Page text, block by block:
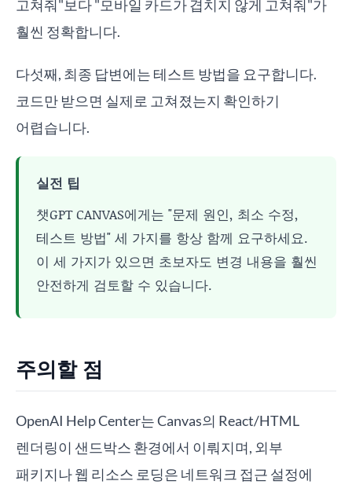
고쳐줘"보다 "모바일 카드가 겹치지 않게 고쳐줘"가
훨씬 정확합니다.
다섯째, 최종 답변에는 테스트 방법을 요구합니다.
코드만 받으면 실제로 고쳐졌는지 확인하기
어렵습니다.
실전 팁
챗GPT CANVAS에게는 "문제 원인, 최소 수정,
테스트 방법" 세 가지를 항상 함께 요구하세요.
이 세 가지가 있으면 초보자도 변경 내용을 훨씬
안전하게 검토할 수 있습니다.
주의할 점
OpenAI Help Center는 Canvas의 React/HTML
렌더링이 샌드박스 환경에서 이뤄지며, 외부
패키지나 웹 리소스 로딩은 네트워크 접근 설정에